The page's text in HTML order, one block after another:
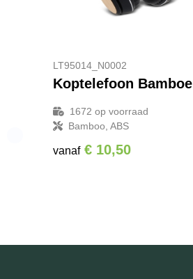
LT95014_N0002
Koptelefoon Bamboe
1672 op voorraad
Bamboo, ABS
vanaf € 10,50